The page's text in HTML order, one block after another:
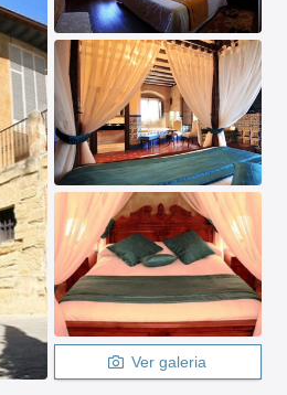
Ver galeria